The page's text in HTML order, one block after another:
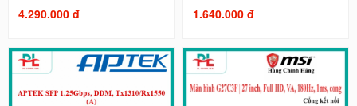
4.290.000 đ 1.640.000 đ